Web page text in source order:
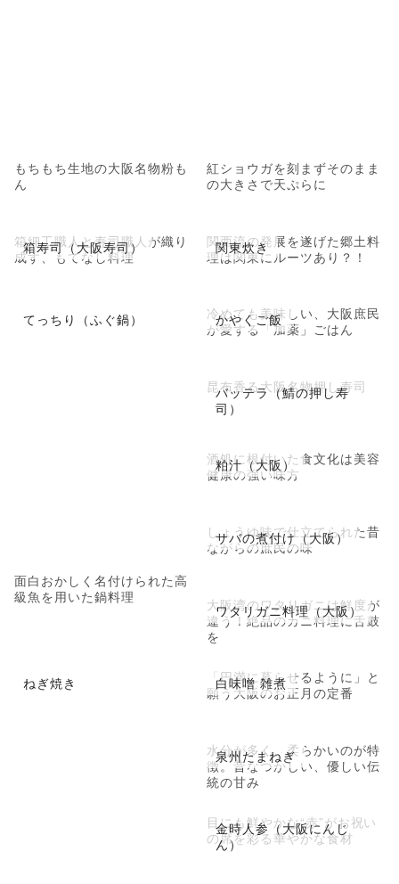
もちもち生地の大阪名物粉も
ん
紅ショウガを刻まずそのまま
の大きさで天ぷらに
箱寿司（大阪寿司）
箱細工職人と寿司職人が織り
成す、もてなし料理
関東炊き
関西流の発展を遂げた郷土料
理は関東にルーツあり？！
てっちり（ふぐ鍋）
面白おかしく名付けられた高
級魚を用いた鍋料理
かやくご飯
冷めても美味しい、大阪庶民
が愛する「加薬」ごはん
バッテラ（鯖の押し寿
司）
昆布香る大阪名物押し寿司
粕汁（大阪）
酒処に根付いた食文化は美容
健康の強い味方
サバの煮付け（大阪）
しょうゆ味で仕立てられた昔
ながらの庶民の味
ワタリガニ料理（大阪）
大阪湾のワタリガニは鮮度が
違う！絶品のカニ料理に舌鼓
を
ねぎ焼き 白味噌 雑煮
「円満に暮らせるように」と
願う大阪のお正月の定番
泉州たまねぎ
水分が多く、柔らかいのが特
徴。昔なつかしい、優しい伝
統の甘み
金時人参（大阪にんじ
ん）
目にも鮮やかな“赤”がお祝い
の席を彩る華やかな食材